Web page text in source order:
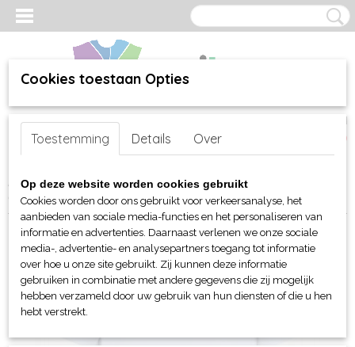
Inloggen Registreren
(0)
Home >webshop>Per merk >Clique >Voor kinderen
Clique Neon T-shirt kids
Cookies toestaan Opties
Toestemming Details Over
Op deze website worden cookies gebruikt
Cookies worden door ons gebruikt voor verkeersanalyse, het
aanbieden van sociale media-functies en het personaliseren van
informatie en advertenties. Daarnaast verlenen we onze sociale
media-, advertentie- en analysepartners toegang tot informatie
over hoe u onze site gebruikt. Zij kunnen deze informatie
gebruiken in combinatie met andere gegevens die zij mogelijk
hebben verzameld door uw gebruik van hun diensten of die u hen
hebt verstrekt.